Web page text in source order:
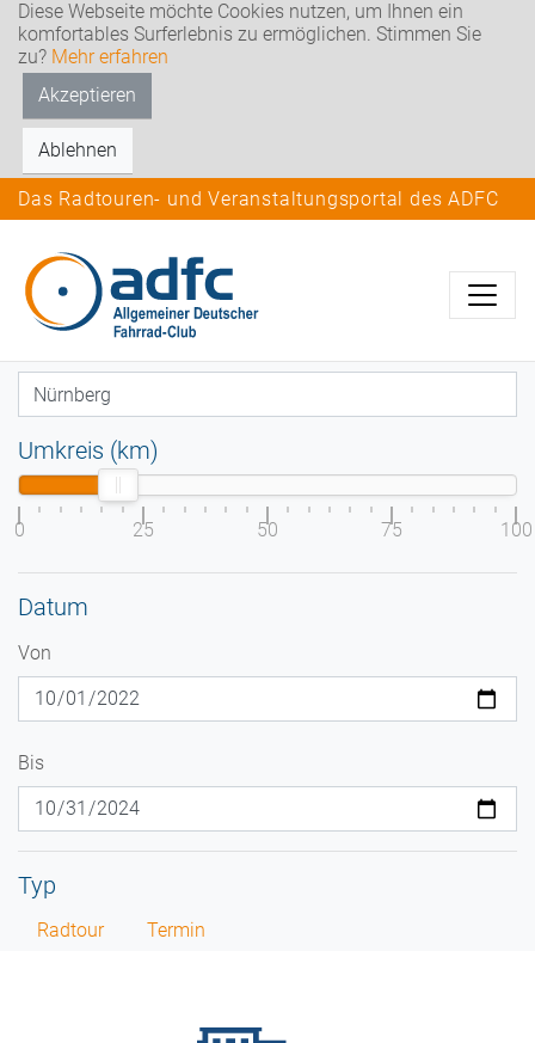
Diese Webseite möchte Cookies nutzen, um Ihnen ein
komfortables Surferlebnis zu ermöglichen. Stimmen Sie
zu? Mehr erfahren
Akzeptieren
Ablehnen
Das Radtouren- und Veranstaltungsportal des ADFC
Umkreis (km)
0 25 50 75 100
Datum
Von
Bis
Typ
Radtour Termin